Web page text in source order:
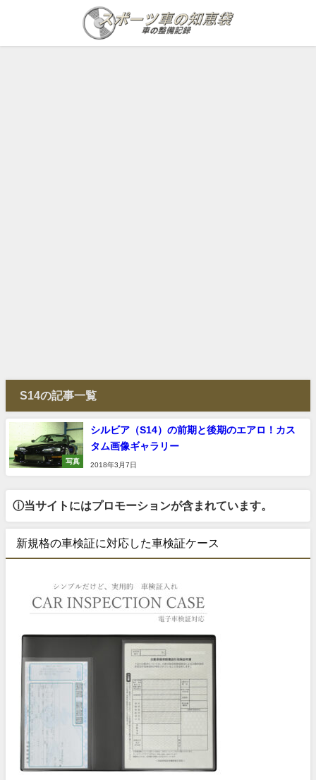
S14の記事一覧
写真
シルビア（S14）の前期と後期のエアロ！カス
タム画像ギャラリー
2018年3月7日
ⓘ当サイトにはプロモーションが含まれています。
新規格の車検証に対応した車検証ケース